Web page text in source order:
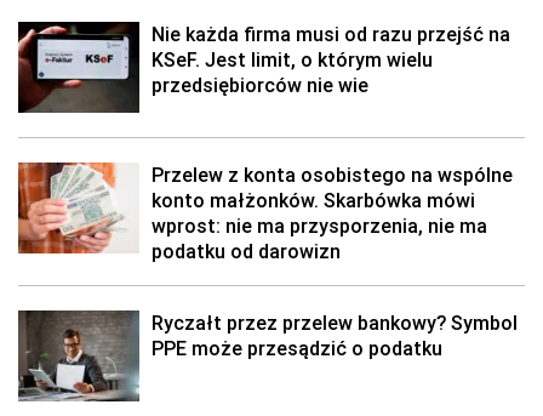
Nie każda firma musi od razu przejść na
KSeF. Jest limit, o którym wielu
przedsiębiorców nie wie
Przelew z konta osobistego na wspólne
konto małżonków. Skarbówka mówi
wprost: nie ma przysporzenia, nie ma
podatku od darowizn
Ryczałt przez przelew bankowy? Symbol
PPE może przesądzić o podatku